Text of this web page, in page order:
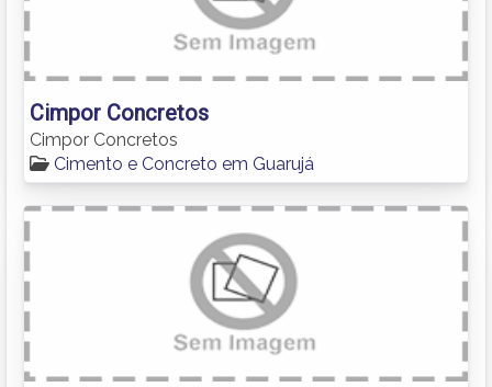
Cimpor Concretos
Cimpor Concretos
Cimento e Concreto em Guarujá